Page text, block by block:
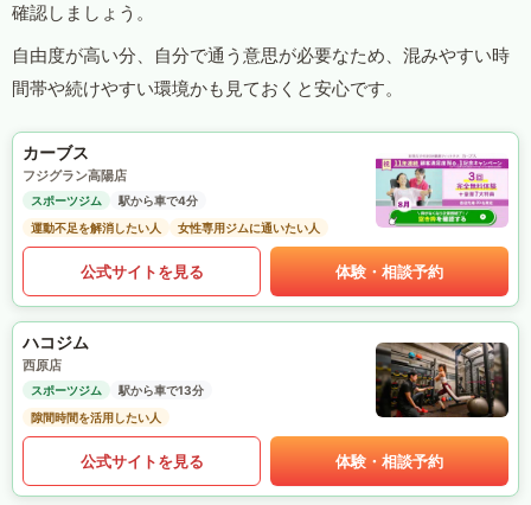
確認しましょう。
自由度が高い分、自分で通う意思が必要なため、混みやすい時
間帯や続けやすい環境かも見ておくと安心です。
カーブス
フジグラン高陽店
スポーツジム
駅から車で4分
運動不足を解消したい人
女性専用ジムに通いたい人
公式サイトを見る 体験・相談予約
ハコジム
西原店
スポーツジム
駅から車で13分
隙間時間を活用したい人
公式サイトを見る 体験・相談予約